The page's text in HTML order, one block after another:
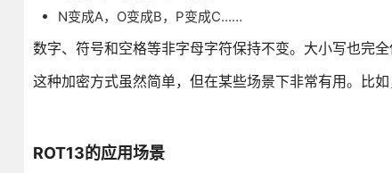
N变成A，O变成B，P变成C……
数字、符号和空格等非字母字符保持不变。大小写也完
这种加密方式虽然简单，但在某些场景下非常有用。比
ROT13的应用场景